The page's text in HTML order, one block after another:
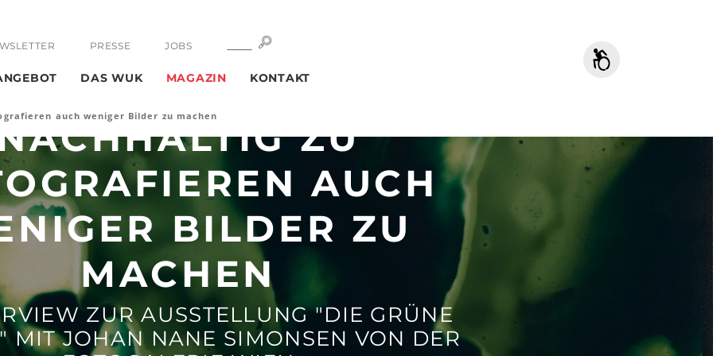
PRESSE JOBS SUCHE
DAS WUK MAGAZIN KONTAKT
auch weniger Bilder zu machen
BEDEUTET
ZU
AUCH
BILDER ZU
MACHEN
ZUR AUSSTELLUNG "DIE GRÜNE
MIT JOHAN NANE SIMONSEN VON DER